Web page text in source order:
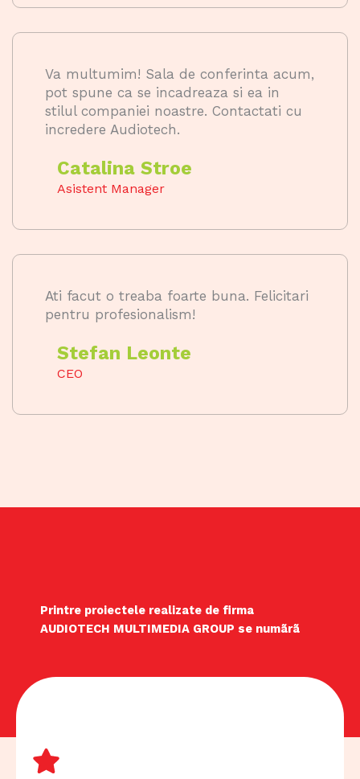
Va multumim! Sala de conferinta acum,
pot spune ca se incadreaza si ea in
stilul companiei noastre. Contactati cu
incredere Audiotech.
Catalina Stroe
Asistent Manager
Ati facut o treaba foarte buna. Felicitari
pentru profesionalism!
Stefan Leonte
CEO
Printre proiectele realizate de firma
AUDIOTECH MULTIMEDIA GROUP se numãrã